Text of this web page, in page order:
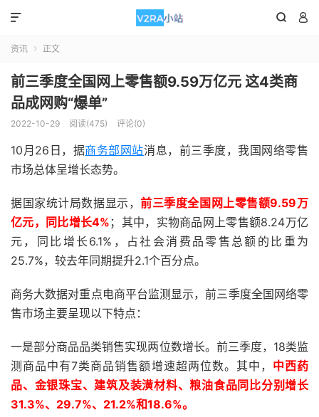
 

资讯  正文
前三季度全国网上零售额9.59万亿元 这4类商
品成网购“爆单”
2022-10-29 阅读(475) 评论(0)
10月26日，据商务部网站消息，前三季度，我国网络零售
市场总体呈增长态势。
据国家统计局数据显示，前三季度全国网上零售额9.59万
亿元，同比增长4% ；其中，实物商品网上零售额8.24万亿
元，同比增长6.1%，占社会消费品零售总额的比重为
25.7%，较去年同期提升2.1个百分点。
商务大数据对重点电商平台监测显示，前三季度全国网络零
售市场主要呈现以下特点：
一是部分商品品类销售实现两位数增长。前三季度，18类监
测商品中有7类商品销售额增速超两位数。其中， 中西药
品、金银珠宝、建筑及装潢材料、粮油食品同比分别增长
31.3%、29.7%、21.2%和18.6%。